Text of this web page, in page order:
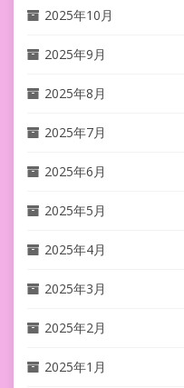
2025年10月
2025年9月
2025年8月
2025年7月
2025年6月
2025年5月
2025年4月
2025年3月
2025年2月
2025年1月